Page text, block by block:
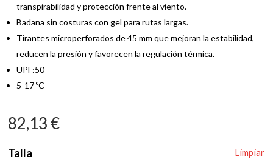
transpirabilidad y protección frente al viento.
Badana sin costuras con gel para rutas largas.
Tirantes microperforados de 45 mm que mejoran la estabilidad,
reducen la presión y favorecen la regulación térmica.
UPF:50
5-17 ºC
82,13€
Talla Limpiar